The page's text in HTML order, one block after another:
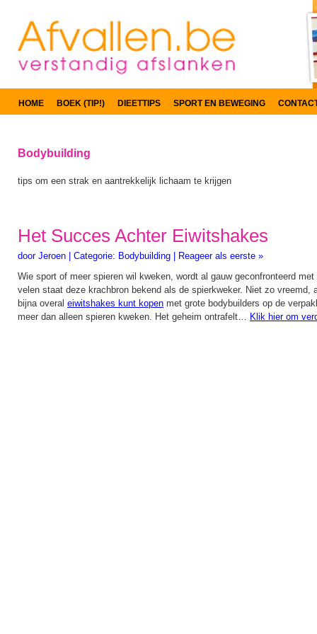
HOME BOEK (TIP!) DIEETTIPS SPORT EN BEWEGING
Bodybuilding
tips om een strak en aantrekkelijk lichaam te krijgen
Het Succes Achter Eiwitshakes
door Jeroen Categorie: Bodybuilding
Reageer als eerste »
Wie sport of meer spieren wil kweken, wordt al gauw geconfronteerd
velen staat deze krachbron bekend als de spierkweker. Niet zo vreemd,
bijna overal eiwitshakes kunt kopen met grote bodybuilders op de
meer dan alleen spieren kweken. Het geheim ontrafelt… Klik hier om